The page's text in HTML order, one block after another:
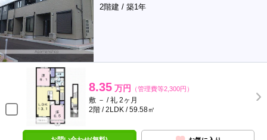
2階建 / 築1年
8.35 万円 （管理費等2,300円）
敷 － / 礼 2ヶ月
2階 / 2LDK / 59.58㎡